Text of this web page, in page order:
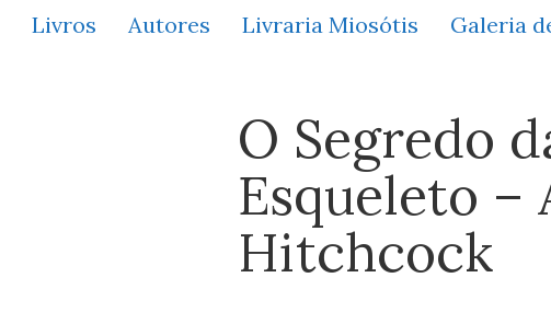
Livros Autores Livraria Miosótis Galeria
O Segredo
Esqueleto –
Hitchcock